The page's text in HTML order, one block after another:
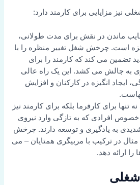
نیز مزایایی برای کارمند دارد:
ماندن در نقش برای مدت طولانی،
است. چرخش شغل تغییر منظره را با
تضمین می کند که کارمند را برای
به چالش می کشد. این یک راه عالی
ایجاد انگیزه در کارکنان و افزایش
تنها برای کارفرما بلکه برای کارمند نیز
افرادی که به تازگی وارد نیروی
شدیدی به یادگیری و توسعه دارند. چرخش
در ترکیب با مربیگری همتایان – می
را ارائه دهد.